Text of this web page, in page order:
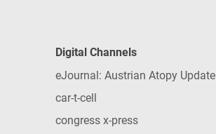
Digital Channels
eJournal: Austrian Atopy Update
car-t-cell
congress x-press